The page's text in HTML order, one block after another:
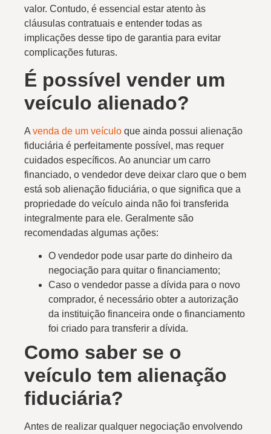
valor. Contudo, é essencial estar atento às
cláusulas contratuais e entender todas as
implicações desse tipo de garantia para evitar
complicações futuras.
É possível vender um
veículo alienado?
A venda de um veículo que ainda possui alienação
fiduciária é perfeitamente possível, mas requer
cuidados específicos. Ao anunciar um carro
financiado, o vendedor deve deixar claro que o bem
está sob alienação fiduciária, o que significa que a
propriedade do veículo ainda não foi transferida
integralmente para ele. Geralmente são
recomendadas algumas ações:
O vendedor pode usar parte do dinheiro da
negociação para quitar o financiamento;
Caso o vendedor passe a dívida para o novo
comprador, é necessário obter a autorização
da instituição financeira onde o financiamento
foi criado para transferir a dívida.
Como saber se o
veículo tem alienação
fiduciária?
Antes de realizar qualquer negociação envolvendo